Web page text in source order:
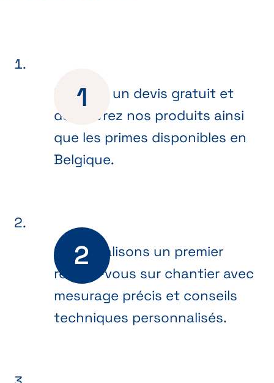
Recevez un devis gratuit et
découvrez nos produits ainsi
que les primes disponibles en
Belgique.
Nous réalisons un premier
rendez-vous sur chantier avec
mesurage précis et conseils
techniques personnalisés.